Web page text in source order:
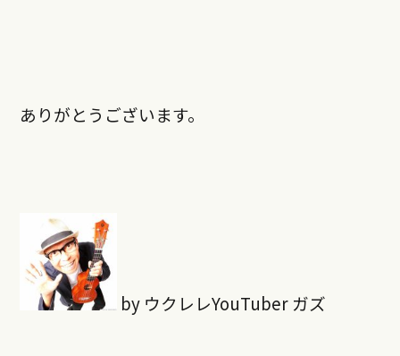
ありがとうございます。
by ウクレレYouTuber ガズ